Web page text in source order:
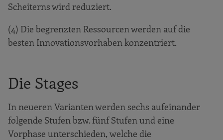
Scheiterns wird reduziert.
(4) Die begrenzten Ressourcen werden auf die
besten Innovationsvorhaben konzentriert.
Die Stages
In neueren Varianten werden sechs aufeinander
folgende Stufen bzw. fünf Stufen und eine
Vorphase unterschieden, welche die